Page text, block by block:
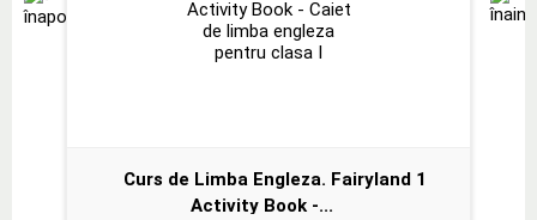
Curs de Limba Engleza. Fairyland 1
Activity Book -...